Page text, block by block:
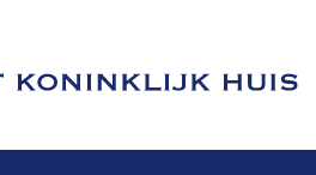
Het Koninklijk Huis